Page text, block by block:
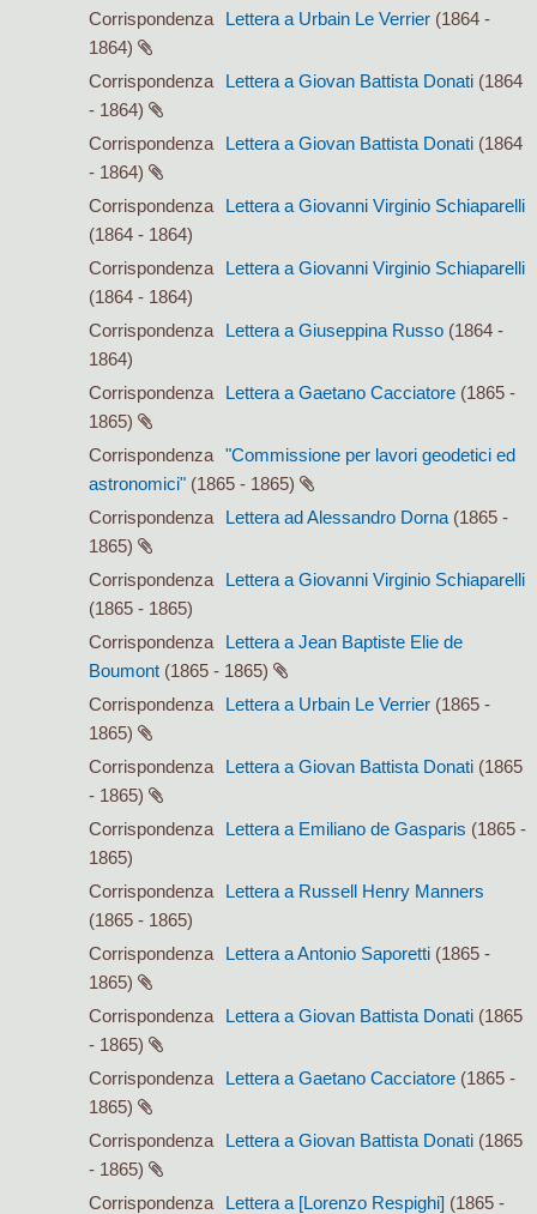
Corrispondenza Lettera a Urbain Le Verrier (1864 -
1864)
Corrispondenza
Lettera a Giovan Battista Donati (1864
- 1864)
Corrispondenza
Lettera a Giovan Battista Donati (1864
- 1864)
Corrispondenza
Lettera a Giovanni Virginio Schiaparelli
(1864 - 1864)
Corrispondenza
Lettera a Giovanni Virginio Schiaparelli
(1864 - 1864)
Corrispondenza
Lettera a Giuseppina Russo (1864 -
1864)
Corrispondenza
Lettera a Gaetano Cacciatore (1865 -
1865)
Corrispondenza
"Commissione per lavori geodetici ed
astronomici" (1865 - 1865)
Corrispondenza
Lettera ad Alessandro Dorna (1865 -
1865)
Corrispondenza
Lettera a Giovanni Virginio Schiaparelli
(1865 - 1865)
Corrispondenza
Lettera a Jean Baptiste Elie de
Boumont (1865 - 1865)
Corrispondenza
Lettera a Urbain Le Verrier (1865 -
1865)
Corrispondenza
Lettera a Giovan Battista Donati (1865
- 1865)
Corrispondenza
Lettera a Emiliano de Gasparis (1865 -
1865)
Corrispondenza
Lettera a Russell Henry Manners
(1865 - 1865)
Corrispondenza
Lettera a Antonio Saporetti (1865 -
1865)
Corrispondenza
Lettera a Giovan Battista Donati (1865
- 1865)
Corrispondenza
Lettera a Gaetano Cacciatore (1865 -
1865)
Corrispondenza
Lettera a Giovan Battista Donati (1865
- 1865)
Corrispondenza
Lettera a [Lorenzo Respighi] (1865 -